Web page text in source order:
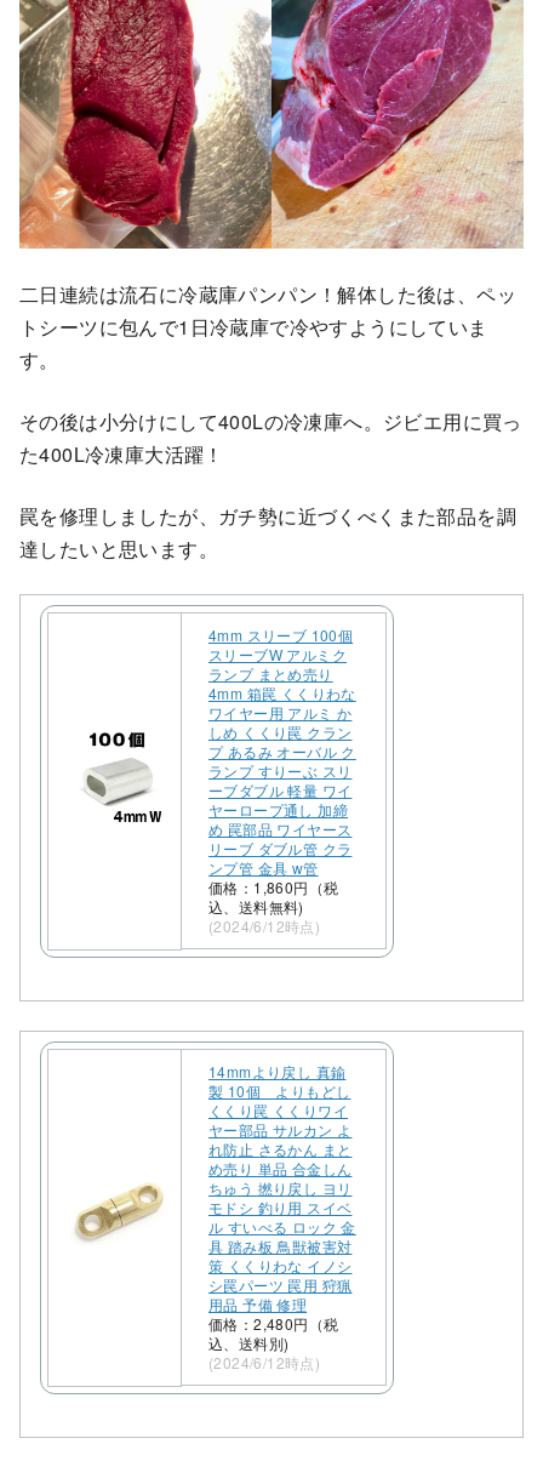
二日連続は流石に冷蔵庫パンパン！解体した後は、ペッ
トシーツに包んで1日冷蔵庫で冷やすようにしていま
す。
その後は小分けにして400Lの冷凍庫へ。ジビエ用に買っ
た400L冷凍庫大活躍！
罠を修理しましたが、ガチ勢に近づくべくまた部品を調
達したいと思います。
4mm スリーブ 100個
スリーブW アルミク
ランプ まとめ売り
4mm 箱罠 くくりわな
ワイヤー用 アルミ か
しめ くくり罠 クラン
プ あるみ オーバル ク
ランプ すりーぶ スリ
ーブダブル 軽量 ワイ
ヤーロープ通し 加締
め 罠部品 ワイヤース
リーブ ダブル管 クラ
ンプ管 金具 w管
価格：1,860円（税
込、送料無料)
(2024/6/12時点)
14mmより戻し 真鍮
製 10個 よりもどし
くくり罠 くくりワイ
ヤー部品 サルカン よ
れ防止 さるかん まと
め売り 単品 合金しん
ちゅう 撚り戻し ヨリ
モドシ 釣り用 スイベ
ル すいべる ロック 金
具 踏み板 鳥獣被害対
策 くくりわな イノシ
シ罠パーツ 罠用 狩猟
用品 予備 修理
価格：2,480円（税
込、送料別)
(2024/6/12時点)